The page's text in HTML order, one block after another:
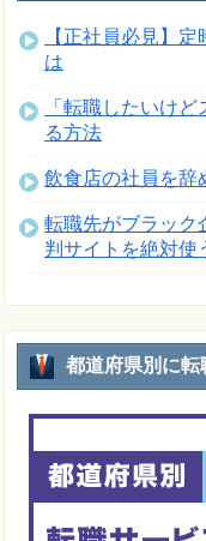
【正社員必見】
は
「転職したいけ
る方法
飲食店の社員を辞
転職先がブラック
判サイトを絶対使
都道府県別に